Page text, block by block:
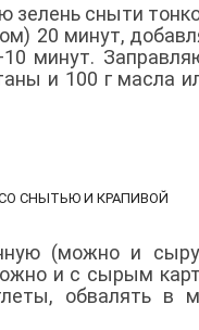
зелень сныти
20 минут,
минут.
и 100 г масла
СНЫТЬЮ И КРАПИВОЙ
(можно и
и с сырым
обвалять в